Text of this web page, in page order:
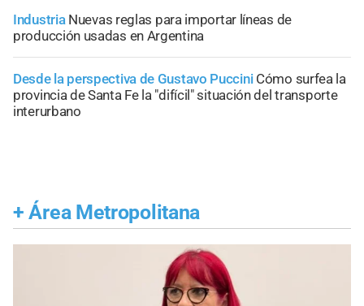
Industria Nuevas reglas para importar líneas de
producción usadas en Argentina
Desde la perspectiva de Gustavo Puccini Cómo surfea la
provincia de Santa Fe la "difícil" situación del transporte
interurbano
+ Área Metropolitana